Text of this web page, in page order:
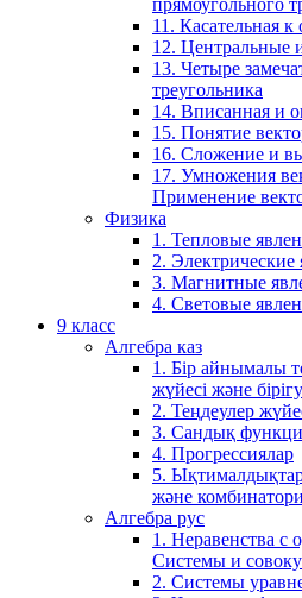
11. Касательная
12. Центральные
13. Четыре
треугольника
14. Вписанная и
15. Понятие
16. Сложение и
17. Умножения
Применение
Физика
1. Тепловые
2. Электрические
3. Магнитные
4. Световые
9 класс
Алгебра каз
1. Бір айнымалы
жүйесі және
2. Теңдеулер
3. Сандық
4. Прогрессиялар
5.
және
Алгебра рус
1. Неравенства с
Системы и
2. Системы